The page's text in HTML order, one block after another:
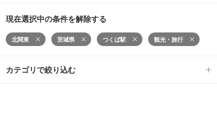
現在選択中の条件を解除する
北関東 茨城県 つくば駅 観光・旅行
カテゴリで絞り込む